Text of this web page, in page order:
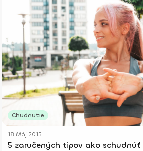
Chudnutie
18 Máj 2015
5 zaručených tipov ako schudnúť